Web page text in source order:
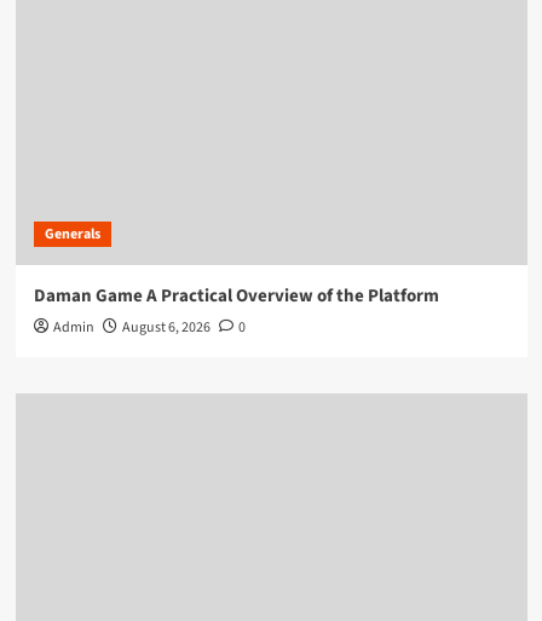
Generals
Daman Game A Practical Overview of the Platform
Admin August 6, 2026 0